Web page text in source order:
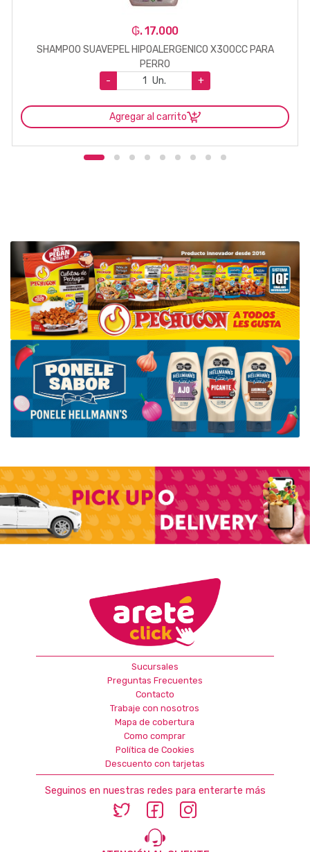
₲. 17.000
SHAMPOO SUAVEPEL HIPOALERGENICO X300CC PARA
PERRO
-
Un. +
Agregar al carrito
Sucursales
Preguntas Frecuentes
Contacto
Trabaje con nosotros
Mapa de cobertura
Como comprar
Política de Cookies
Descuento con tarjetas
Seguinos en nuestras redes para enterarte más